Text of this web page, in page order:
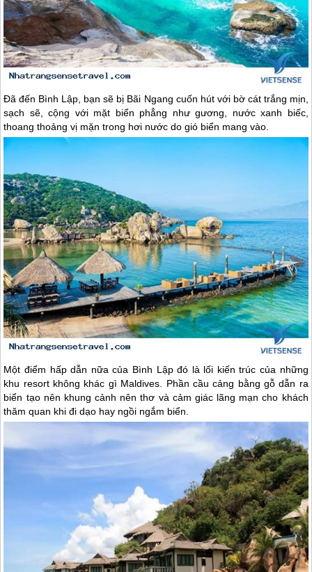
Đã đến Bình Lập, bạn sẽ bị Bãi Ngang cuốn hút với bờ cát trắng mịn,
sạch sẽ, cộng với mặt biển phẳng như gương, nước xanh biếc,
thoang thoảng vị mặn trong hơi nước do gió biển mang vào.
Một điểm hấp dẫn nữa của Bình Lập đó là lối kiến trúc của những
khu resort không khác gì Maldives. Phần cầu cảng bằng gỗ dẫn ra
biển tạo nên khung cảnh nên thơ và cảm giác lãng mạn cho khách
thăm quan khi đi dạo hay ngồi ngắm biển.